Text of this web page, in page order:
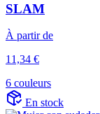
SLAM
À partir de
11,34 €
6 couleurs
En stock